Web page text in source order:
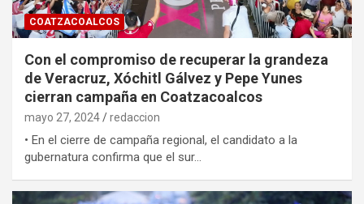
COATZACOALCOS
Con el compromiso de recuperar la grandeza
de Veracruz, Xóchitl Gálvez y Pepe Yunes
cierran campaña en Coatzacoalcos
mayo 27, 2024 redaccion
• En el cierre de campaña regional, el candidato a la
gubernatura confirma que el sur…